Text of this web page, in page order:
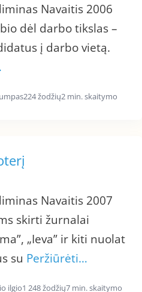
Navaitis 2006
dėl darbo tikslas –
į darbo vietą.
224 žodžių2 min. skaitymo
Navaitis 2007
skirti žurnalai
„Ieva” ir kiti nuolat
su Peržiūrėti…
ilgio1 248 žodžių7 min. skaitymo